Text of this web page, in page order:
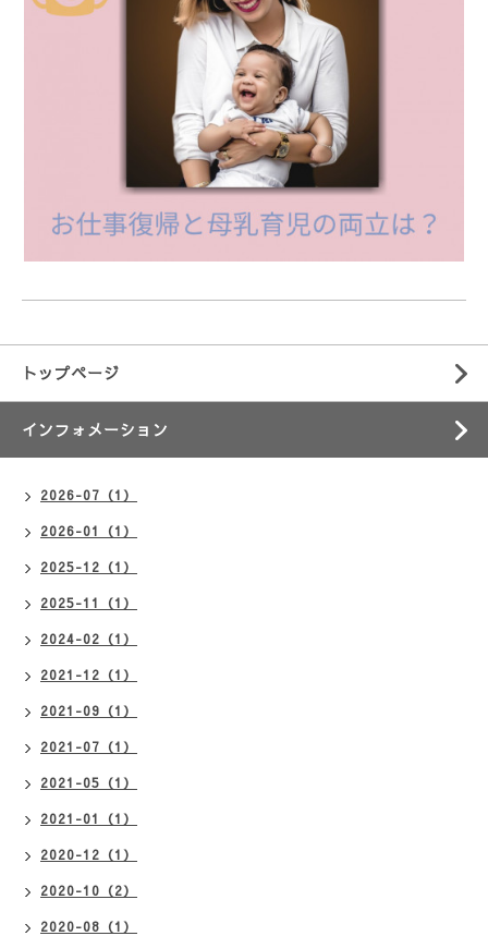
トップページ
インフォメーション
2026-07（1）
2026-01（1）
2025-12（1）
2025-11（1）
2024-02（1）
2021-12（1）
2021-09（1）
2021-07（1）
2021-05（1）
2021-01（1）
2020-12（1）
2020-10（2）
2020-08（1）